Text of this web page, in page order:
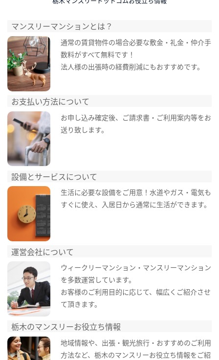
マンスリーマンションとは？
通常の賃貸物件の場合必要な敷金・礼金・仲介手
数料がすべて無料です！
法人様の出張時の経費削減にもおすすめです。
お支払い方法について
お申し込み確定後、ご請求書・ご利用案内等をお
送り致します。
設備とサービスについて
生活に必要な設備をご用意！水道やガス・電気も
すぐに使え、入居日から通常に生活ができます。
運営会社について
ウィークリーマンション・マンスリーマンション
を多数運営しています。
お客様のご利用目的に応じて、幅広くご紹介させ
て頂きます。
栃木のマンスリーお役立ち情報
地域情報や、出張・観光旅行・おすすめのご利用
方法など、栃木のマンスリーお役立ち情報をご紹